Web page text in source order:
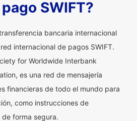
SWIFT?
bancaria internacional
internacional de pagos SWIFT.
for Worldwide Interbank
es una red de mensajería
financieras de todo el mundo para
como instrucciones de
forma segura.